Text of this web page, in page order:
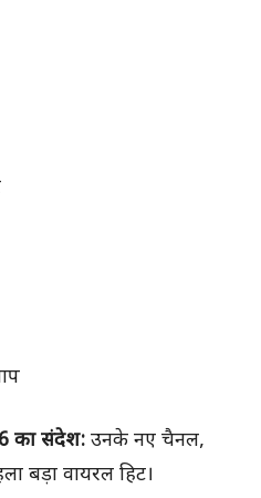
का संदेश: उनके नए चैनल,
बड़ा वायरल हिट।